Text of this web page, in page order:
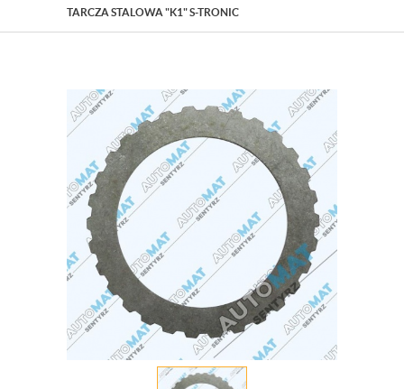
TARCZA STALOWA "K1" S-TRONIC